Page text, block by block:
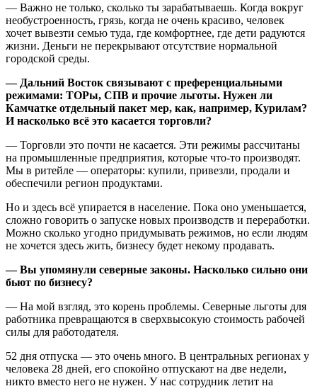
— Важно не только, сколько ты зарабатываешь. Когда вокруг
необустроенность, грязь, когда не очень красиво, человек
хочет вывезти семью туда, где комфортнее, где дети радуются
жизни. Деньги не перекрывают отсутствие нормальной
городской среды.
— Дальний Восток связывают с преференциальными
режимами: ТОРы, СПВ и прочие льготы. Нужен ли
Камчатке отдельный пакет мер, как, например, Курилам?
И насколько всё это касается торговли?
— Торговли это почти не касается. Эти режимы рассчитаны
на промышленные предприятия, которые что‑то производят.
Мы в ритейле — операторы: купили, привезли, продали и
обеспечили регион продуктами.
Но и здесь всё упирается в население. Пока оно уменьшается,
сложно говорить о запуске новых производств и переработки.
Можно сколько угодно придумывать режимов, но если людям
не хочется здесь жить, бизнесу будет некому продавать.
— Вы упомянули северные законы. Насколько сильно они
бьют по бизнесу?
— На мой взгляд, это корень проблемы. Северные льготы для
работника превращаются в сверхвысокую стоимость рабочей
силы для работодателя.
52 дня отпуска — это очень много. В центральных регионах у
человека 28 дней, его спокойно отпускают на две недели,
никто вместо него не нужен. У нас сотрудник летит на